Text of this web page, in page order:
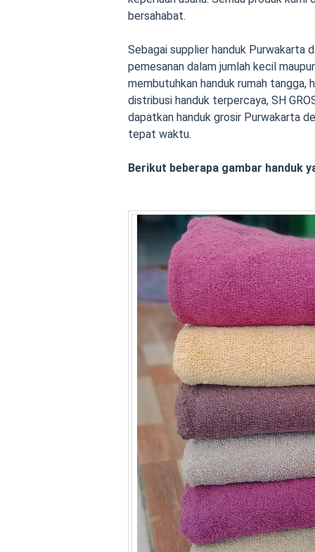
bersahabat.
Sebagai supplier handuk Purwakarta
pemesanan dalam jumlah kecil
membutuhkan handuk rumah tangga,
distribusi handuk terpercaya, SH
dapatkan handuk grosir Purwakarta
tepat waktu.
Berikut beberapa gambar handuk